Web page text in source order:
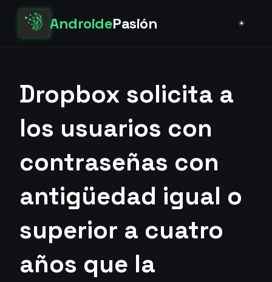
AndroidePasión ☀
Dropbox solicita a
los usuarios con
contraseñas con
antigüedad igual o
superior a cuatro
años que la